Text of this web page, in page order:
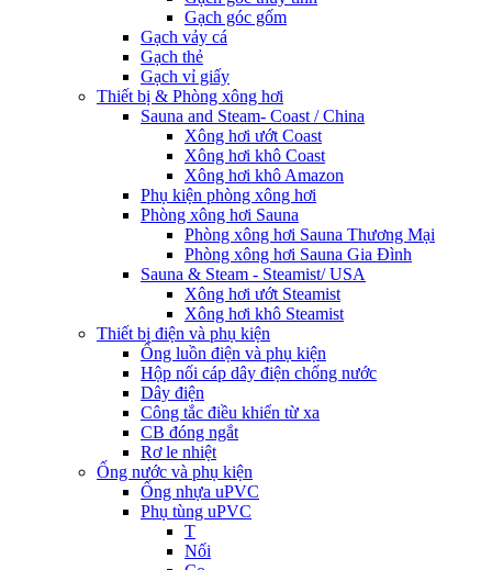
Gạch góc gốm
Gạch vảy cá
Gạch thẻ
Gạch vỉ giấy
Thiết bị & Phòng xông hơi
Sauna and Steam- Coast / China
Xông hơi ướt Coast
Xông hơi khô Coast
Xông hơi khô Amazon
Phụ kiện phòng xông hơi
Phòng xông hơi Sauna
Phòng xông hơi Sauna Thương Mại
Phòng xông hơi Sauna Gia Đình
Sauna & Steam - Steamist/ USA
Xông hơi ướt Steamist
Xông hơi khô Steamist
Thiết bị điện và phụ kiện
Ống luồn điện và phụ kiện
Hộp nối cáp dây điện chống nước
Dây điện
Công tắc điều khiển từ xa
CB đóng ngắt
Rơ le nhiệt
Ống nước và phụ kiện
Ống nhựa uPVC
Phụ tùng uPVC
T
Nối